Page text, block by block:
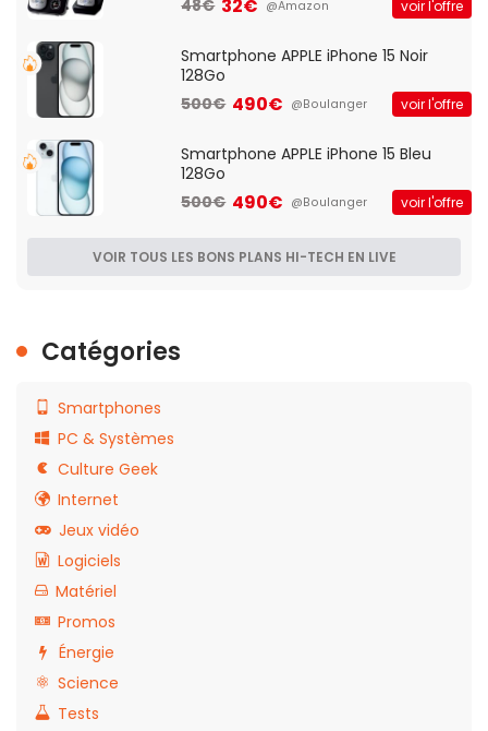
48€ 32€ @Amazon voir l'offre
Smartphone APPLE iPhone 15 Noir
128Go
500€ 490€ @Boulanger voir l'offre
Smartphone APPLE iPhone 15 Bleu
128Go
500€ 490€ @Boulanger voir l'offre
VOIR TOUS LES BONS PLANS HI-TECH EN LIVE
Catégories
Smartphones
PC & Systèmes
Culture Geek
Internet
Jeux vidéo
Logiciels
Matériel
Promos
Énergie
Science
Tests